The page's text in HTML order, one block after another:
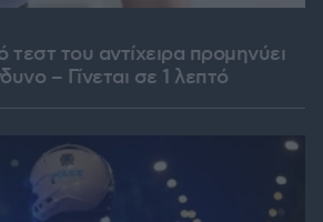
του αντίχειρα προμηνύει
– Γίνεται σε 1 λεπτό